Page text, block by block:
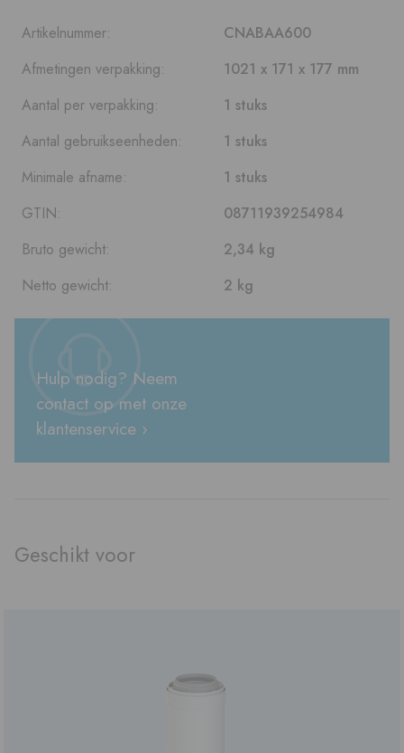
Artikelnummer:
CNABAA600
Afmetingen verpakking:
1021 x 171 x 177 mm
Aantal per verpakking:
1 stuks
Aantal gebruikseenheden:
1 stuks
Minimale afname:
1 stuks
GTIN:
08711939254984
Bruto gewicht:
2,34 kg
Netto gewicht:
2 kg
Hulp nodig? Neem
contact op met onze
klantenservice ›
Geschikt voor